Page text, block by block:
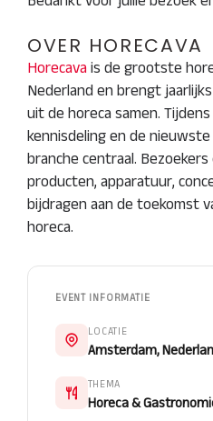
OVER HORECAVA
Horecava is de grootste
Nederland en brengt
uit de horeca samen.
kennisdeling en de
branche centraal.
producten, apparatuur,
bijdragen aan de toekomst
horeca.
EVENT INFORMATIE
LOCATIE
Amsterdam,
THEMA
Horeca &